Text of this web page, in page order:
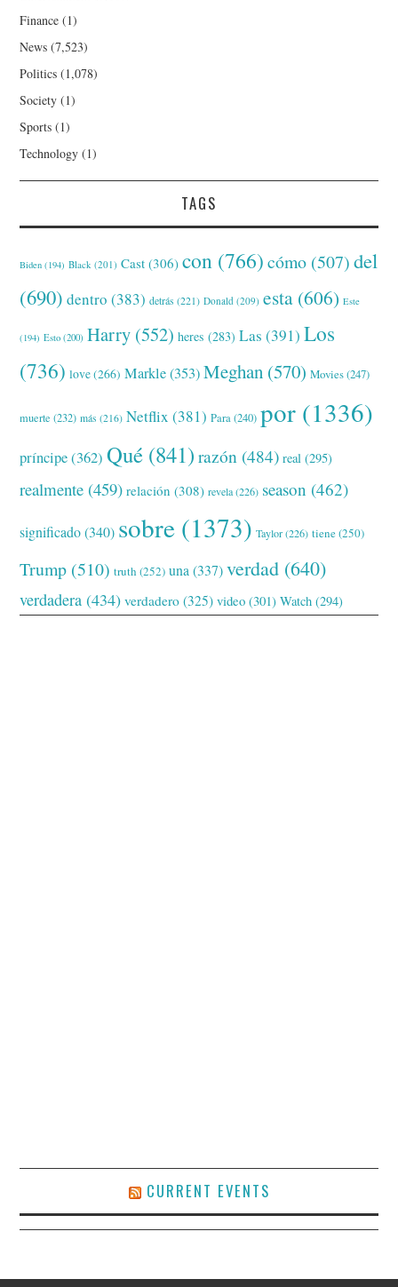
Finance (1)
News (7,523)
Politics (1,078)
Society (1)
Sports (1)
Technology (1)
TAGS
Biden (194) Black (201) Cast (306) con (766) cómo (507) del
(690) dentro (383) detrás (221) Donald (209) esta (606) Este
(194) Esto (200) Harry (552) heres (283) Las (391) Los
(736) love(266) Markle(353) Meghan (570) Movies(247)
muerte (232) más (216) Netflix (381) Para(240) por (1336)
príncipe(362) Qué (841) razón (484) real (295)
realmente (459) relación (308) revela(226) season (462)
significado(340) sobre (1373) Taylor(226) tiene(250)
Trump (510) truth (252) una (337) verdad (640)
verdadera (434) verdadero (325) video (301) Watch (294)
CURRENT EVENTS